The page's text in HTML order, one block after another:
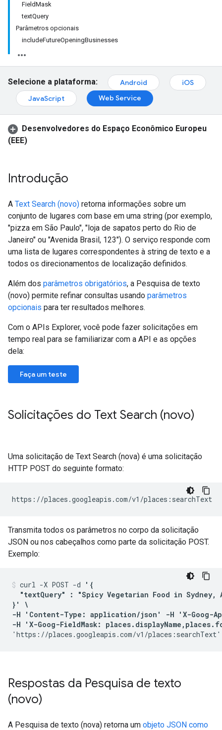
FieldMask
textQuery
Parâmetros opcionais
includeFutureOpeningBusinesses
Selecione a plataforma: Android
iOS
JavaScript
Web Service
Desenvolvedores do Espaço Econômico Europeu
(EEE)
Introdução
A Text Search (novo) retorna informações sobre um
conjunto de lugares com base em uma string (por exemplo,
"pizza em São Paulo", "loja de sapatos perto do Rio de
Janeiro" ou "Avenida Brasil, 123"). O serviço responde com
uma lista de lugares correspondentes à string de texto e a
todos os direcionamentos de localização definidos.
Além dos parâmetros obrigatórios, a Pesquisa de texto
(novo) permite refinar consultas usando parâmetros
opcionais para ter resultados melhores.
Com o APIs Explorer, você pode fazer solicitações em
tempo real para se familiarizar com a API e as opções
dela:
Faça um teste
Solicitações do Text Search (novo)
Uma solicitação de Text Search (nova) é uma solicitação
HTTP POST do seguinte formato:
https://places.googleapis.com/v1/places:searchText
Transmita todos os parâmetros no corpo da solicitação
JSON ou nos cabeçalhos como parte da solicitação POST.
Exemplo:
curl -X POST -d
'{
"textQuery" : "Spicy Vegetarian Food in Sydney,
}' \
-H 'Content-Type: application/json' -H 'X-Goog-
-H 'X-Goog-FieldMask:
'https://places.googleapis.com/v1/places:searchText'
Respostas da Pesquisa de texto
(novo)
A Pesquisa de texto (nova) retorna um objeto JSON como